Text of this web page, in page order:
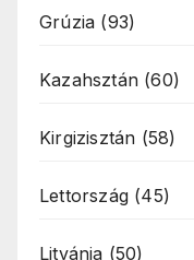
Grúzia (93)
Kazahsztán (60)
Kirgizisztán (58)
Lettország (45)
Litvánia (50)